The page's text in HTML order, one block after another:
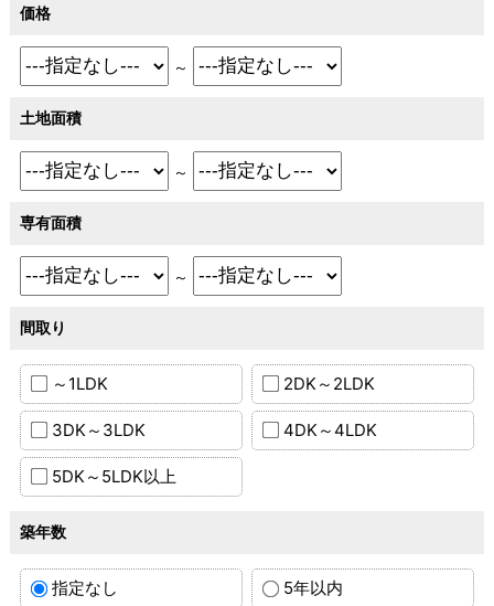
価格
～
土地面積
～
専有面積
～
間取り
～1LDK 2DK～2LDK
3DK～3LDK 4DK～4LDK
5DK～5LDK以上
築年数
指定なし 5年以内